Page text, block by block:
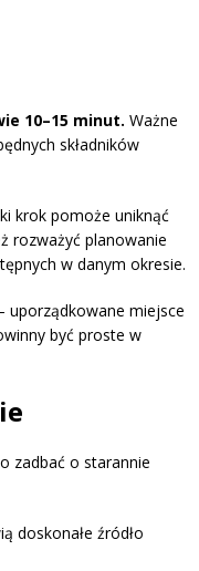
10–15 minut. Ważne
składników
krok pomoże uniknąć
rozważyć planowanie
w danym okresie.
uporządkowane miejsce
być proste w
zadbać o starannie
doskonałe źródło